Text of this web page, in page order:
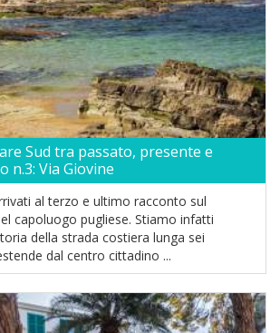
Sud tra passato, presente e
n.3: Via Giovine
al terzo e ultimo racconto sul
capoluogo pugliese. Stiamo infatti
della strada costiera lunga sei
dal centro cittadino ...